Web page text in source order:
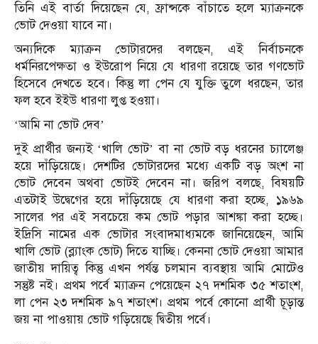
তিনি এই বার্তা দিয়েছেন যে, ফ্রান্সকে বাঁচাতে হলে ম্যাক্রনকে
ভোট দেওয়া যাবে না।
অন্যদিকে ম্যাক্রন ভোটারদের বলছেন, এই নির্বাচনকে
ধর্মনিরপেক্ষতা ও ইউরোপ নিয়ে যে ধারণা রয়েছে তার গণভোট
হিসেবে দেখতে হবে। কিন্তু লা পেন যে যুক্তি তুলে ধরছেন, তার
ফল হবে ইইউ ধারণা লুপ্ত হওয়া।
‘আমি না ভোট দেব’
দুই প্রার্থীর জন্যই ‘খালি ভোট’ বা না ভোট বড় ধরনের চ্যালেঞ্জ
হয়ে দাঁড়িয়েছে। দেশটির ভোটারদের মধ্যে একটি বড় অংশ না
ভোট দেবেন অথবা ভোটই দেবেন না। জরিপ বলছে, বিষয়টি
এতটাই উদ্বেগের হয়ে দাঁড়িয়েছে যে ধারণা করা হচ্ছে, ১৯৬৯
সালের পর এই সবচেয়ে কম ভোট পড়ার আশঙ্কা করা হচ্ছে।
ইদ্রিসি নামের এক ভোটার সংবাদমাধ্যমকে জানিয়েছেন, আমি
খালি ভোট (ব্ল্যাংক ভোট) দিতে যাচ্ছি। কেননা ভোট দেওয়া আমার
জাতীয় দায়িত্ব কিন্তু এখন পর্যন্ত চলমান ব্যবস্থায় আমি মোটেও
সন্তুষ্ট নই। প্রথম পর্বে ম্যাক্রন পেয়েছেন ২৭ দশমিক ৩৫ শতাংশ,
লা পেন ২৩ দশমিক ৯৭ শতাংশ। প্রথম পর্বে কোনো প্রার্থী চূড়ান্ত
জয় না পাওয়ায় ভোট গড়িয়েছে দ্বিতীয় পর্বে।